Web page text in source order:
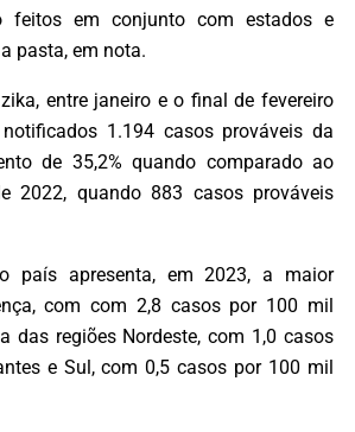
feitos em conjunto com estados e
pasta, em nota.
entre janeiro e o final de fevereiro
1.194 casos prováveis da
de 35,2% quando comparado ao
2022, quando 883 casos prováveis
país apresenta, em 2023, a maior
com com 2,8 casos por 100 mil
das regiões Nordeste, com 1,0 casos
e Sul, com 0,5 casos por 100 mil